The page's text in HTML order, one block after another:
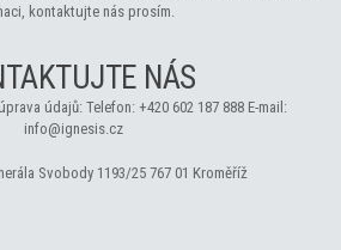
kontaktujte nás prosím.
NÁS
údajů: Telefon: +420 602 187 888 E-mail:
info@ignesis.cz
Svobody 1193/25767 01 Kroměříž